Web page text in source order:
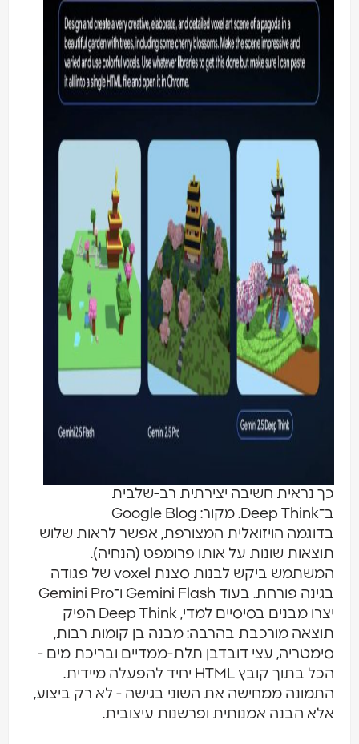
כך נראית חשיבה יצירתית רב-שלבית
ב־Deep Think. מקור: Google Blog
בדוגמה הויזואלית המצורפת, אפשר לראות שלוש
תוצאות שונות על אותו פרומפט (הנחיה).
המשתמש ביקש לבנות סצנת voxel של פגודה
בגינה פורחת. בעוד Gemini Flash ו־Gemini Pro
יצרו מבנים בסיסיים למדי, Deep Think הפיק
תוצאה מורכבת בהרבה: מבנה בן קומות רבות,
סימטריה, עצי דובדבן תלת-ממדיים ובריכת מים -
הכל בתוך קובץ HTML יחיד להפעלה מיידית.
התמונה ממחישה את השוני בגישה - לא רק ביצוע,
אלא הבנה אמנותית ופרשנות עיצובית.